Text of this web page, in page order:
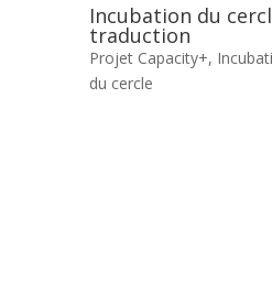
Incubation du
traduction
Projet Capacity+,
du cercle